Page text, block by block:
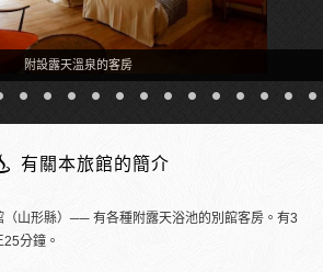
附設露天溫泉的客房
有關本旅館的簡介
（山形縣）── 有各種附露天浴池的別館客房。有3
分鐘。